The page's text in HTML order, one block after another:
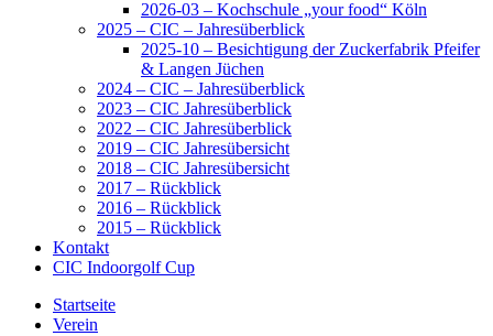
2026-03 – Kochschule „your food“ Köln
2025 – CIC – Jahresüberblick
2025-10 – Besichtigung der Zuckerfabrik Pfeifer
& Langen Jüchen
2024 – CIC – Jahresüberblick
2023 – CIC Jahresüberblick
2022 – CIC Jahresüberblick
2019 – CIC Jahresübersicht
2018 – CIC Jahresübersicht
2017 – Rückblick
2016 – Rückblick
2015 – Rückblick
Kontakt
CIC Indoorgolf Cup
Startseite
Verein